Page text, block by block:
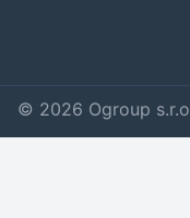
© 2026 Ogroup